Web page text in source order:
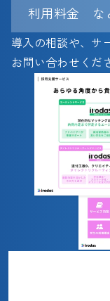
利用料金　な
導入の相談や、サ
お問い合わせくだ